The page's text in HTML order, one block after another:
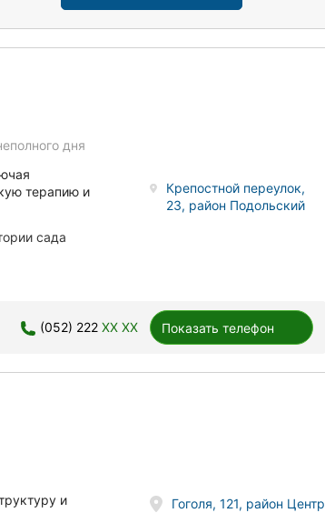
дня
терапию и
сада
Крепостной переулок,
23, район Подольский
(052) 222 XX XX Показать телефон
и
Гоголя, 121, район Центр